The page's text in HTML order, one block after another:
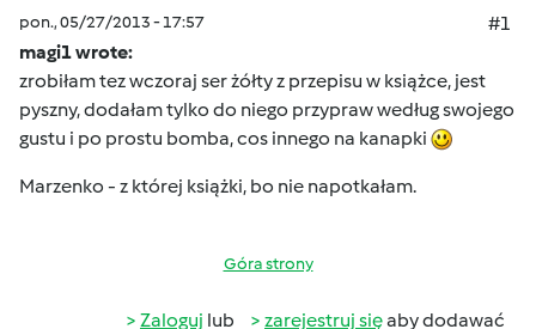
pon., 05/27/2013 - 17:57
#1
magi1 wrote:
zrobiłam tez wczoraj ser żółty z przepisu w książce, jest
pyszny, dodałam tylko do niego przypraw według swojego
gustu i po prostu bomba, cos innego na kanapki
Marzenko - z której książki, bo nie napotkałam.
Góra strony
Zaloguj lub zarejestruj sięaby dodawać